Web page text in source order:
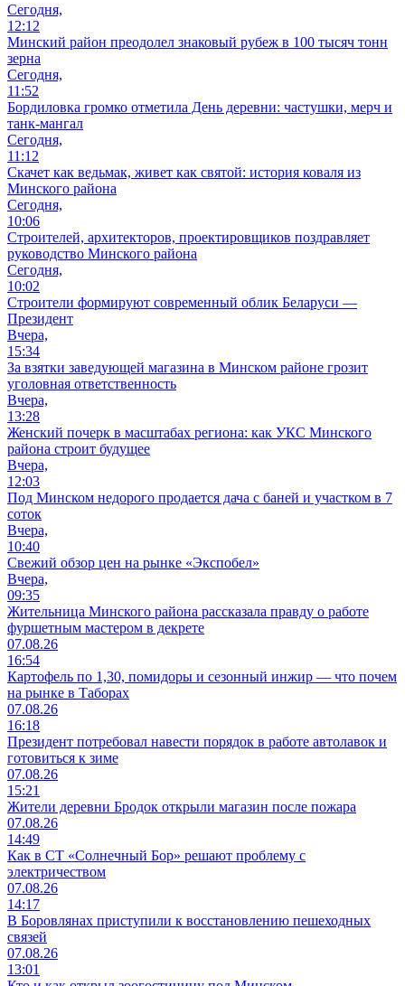
Сегодня,
12:12
Минский район преодолел знаковый рубеж в 100 тысяч тонн
зерна
Сегодня,
11:52
Бордиловка громко отметила День деревни: частушки, мерч и
танк-мангал
Сегодня,
11:12
Скачет как ведьмак, живет как святой: история коваля из
Минского района
Сегодня,
10:06
Cтроителей, архитекторов, проектировщиков поздравляет
руководство Минского района
Сегодня,
10:02
Строители формируют современный облик Беларуси —
Президент
Вчера,
15:34
За взятки заведующей магазина в Минском районе грозит
уголовная ответственность
Вчера,
13:28
Женский почерк в масштабах региона: как УКС Минского
района строит будущее
Вчера,
12:03
Под Минском недорого продается дача с баней и участком в 7
соток
Вчера,
10:40
Свежий обзор цен на рынке «Экспобел»
Вчера,
09:35
Жительница Минского района рассказала правду о работе
фуршетным мастером в декрете
07.08.26
16:54
Картофель по 1,30, помидоры и сезонный инжир — что почем
на рынке в Таборах
07.08.26
16:18
Президент потребовал навести порядок в работе автолавок и
готовиться к зиме
07.08.26
15:21
Жители деревни Бродок открыли магазин после пожара
07.08.26
14:49
Как в СТ «Солнечный Бор» решают проблему с
электричеством
07.08.26
14:17
В Боровлянах приступили к восстановлению пешеходных
связей
07.08.26
13:01